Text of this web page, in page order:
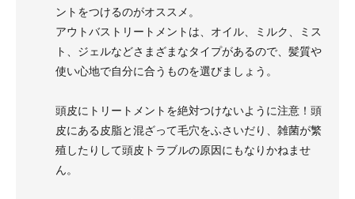
ントをつけるのがオススメ。
アウトバストリートメントは、オイル、ミルク、ミス
ト、ジェルなどさまざまなタイプがあるので、髪質や
使い心地で自分に合うものを選びましょう。
頭皮にトリートメントを絶対つけないように注意！頭
皮にある皮脂と混ざって毛穴をふさいだり、雑菌が繁
殖したりして頭皮トラブルの原因にもなりかねませ
ん。